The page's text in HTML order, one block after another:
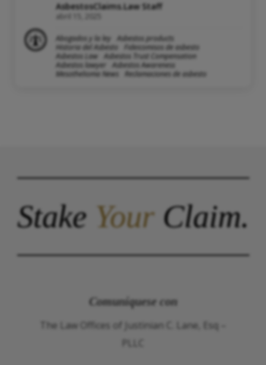
AsbestosClaims.Law Staff
abril 15, 2025
Abogados y la ley
Asbestos products
Historia del Asbesto
Fideicomisos de asbesto
Asbestos Law
Asbestos Trust Compensation
Asbestos lawyer
Asbestos Awareness
Mesothelioma News
Reclamaciones de asbesto
StakeYourClaim.
Comuníquese con
The Law Offices of Justinian C. Lane, Esq –
PLLC